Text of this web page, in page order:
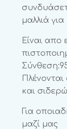
μαλλιά
Είναι
και
Για
μαζί μας